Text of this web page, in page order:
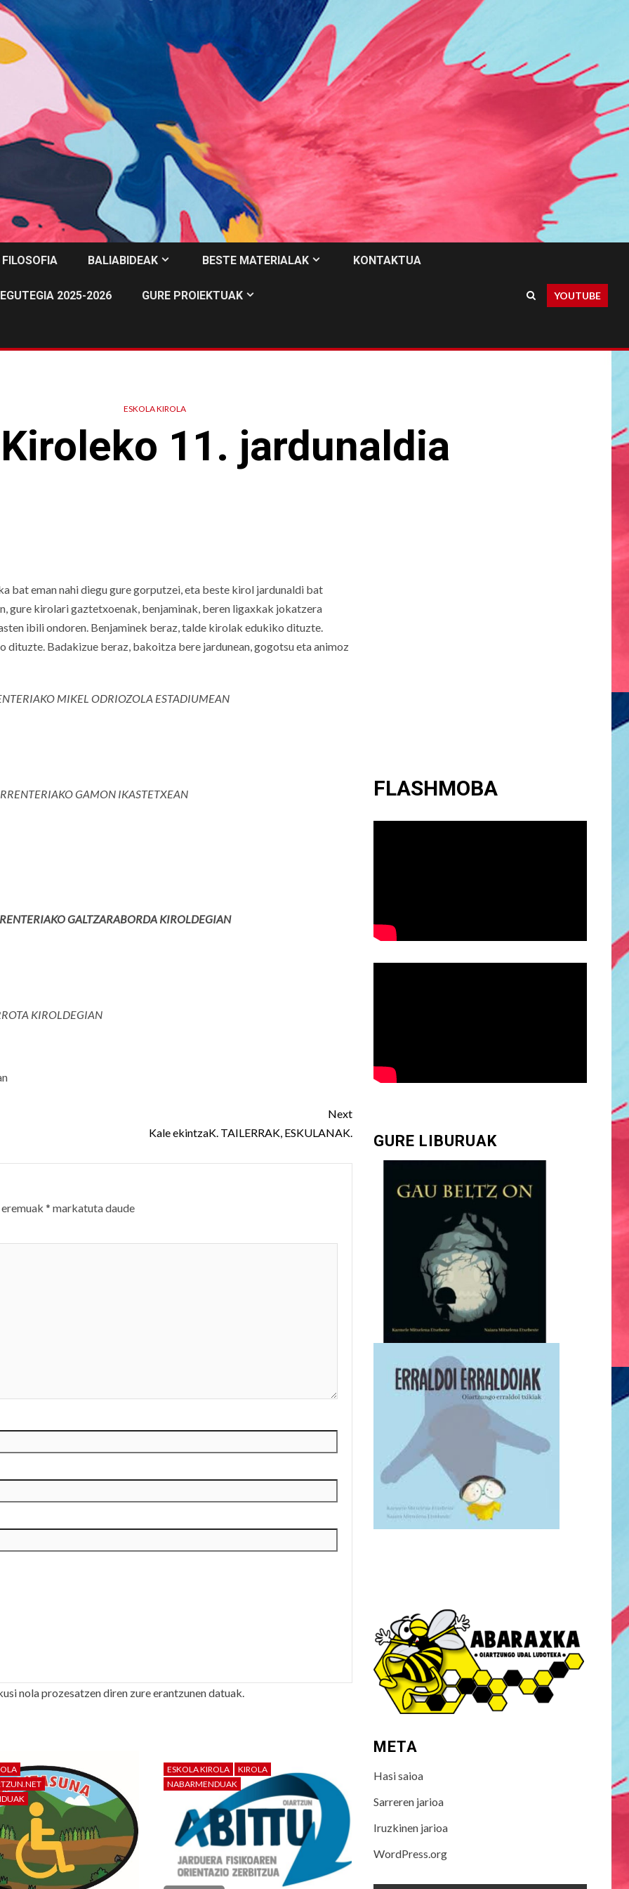
FILOSOFIA BALIABIDEAK BESTE MATERIALAK KONTAKTUA
EGUTEGIA 2025-2026 GURE PROIEKTUAK YOUTUBE
ESKOLA KIROLA
11. jardunaldia
bat eman nahi diegu gure gorputzei, eta beste kirol jardunaldi bat
gure kirolari gaztetxoenak, benjaminak, beren ligaxkak jokatzera
ibili ondoren. Benjaminek beraz, talde kirolak edukiko dituzte.
Badakizue beraz, bakoitza bere jardunean, gogotsu eta animoz
MIKEL ODRIOZOLA ESTADIUMEAN
GAMON IKASTETXEAN
GALTZARABORDA KIROLDEGIAN
KIROLDEGIAN
Next
Kale ekintzaK. TAILERRAK, ESKULANAK.
* markatuta daude
nola prozesatzen diren zure erantzunen datuak.
ESKOLA KIROLA
KIROLA
NABARMENDUAK
FLASHMOBA
GURE LIBURUAK
META
Hasi saioa
Sarreren jarioa
Iruzkinen jarioa
WordPress.org